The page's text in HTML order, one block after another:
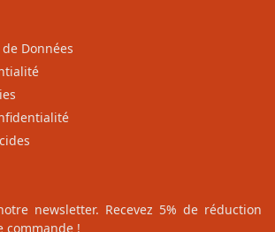
Données
newsletter. Recevez 5% de réduction
commande !